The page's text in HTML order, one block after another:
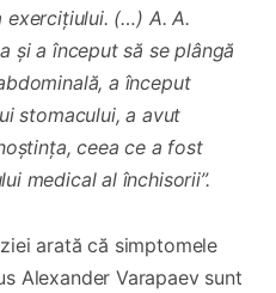
exercițiului. (…) A. A.
și a început să se plângă
a început
stomacului, a avut
ceea ce a fost
medical al închisorii”.
arată că simptomele
Alexander Varapaev sunt